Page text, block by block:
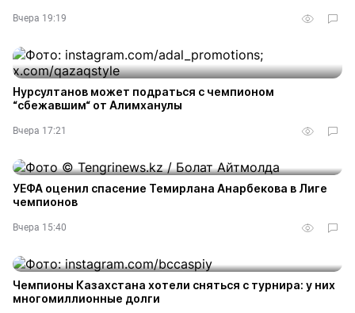
Вчера 19:19
Нурсултанов может подраться с чемпионом
“сбежавшим“ от Алимханулы
Вчера 17:21
УЕФА оценил спасение Темирлана Анарбекова в Лиге
чемпионов
Вчера 15:40
Чемпионы Казахстана хотели сняться с турнира: у них
многомиллионные долги